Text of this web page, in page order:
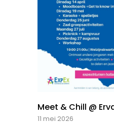
Meet & Chill @
11 mei 2026